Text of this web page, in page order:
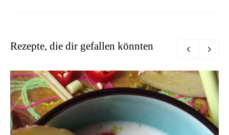
Rezepte, die dir gefallen könnten